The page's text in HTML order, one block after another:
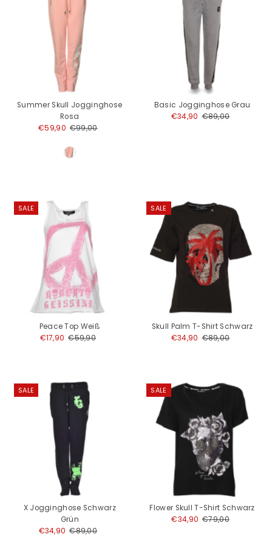
Summer Skull Jogginghose
Rosa
Angebotspreis
€59,90 Regulärer
€99,00
Basic Jogginghose Grau
Angebotspreis
€34,90 Regulärer
€89,00
SALE
Peace Top Weiß
Angebotspreis
€17,90 Regulärer
€59,90
SALE
Skull Palm T-Shirt Schwarz
Angebotspreis
€34,90 Regulärer
€89,00
SALE
X Jogginghose Schwarz
Grün
Angebotspreis
€34,90 Regulärer
€89,00
SALE
Flower Skull T-Shirt Schwarz
Angebotspreis
€34,90 Regulärer
€79,00